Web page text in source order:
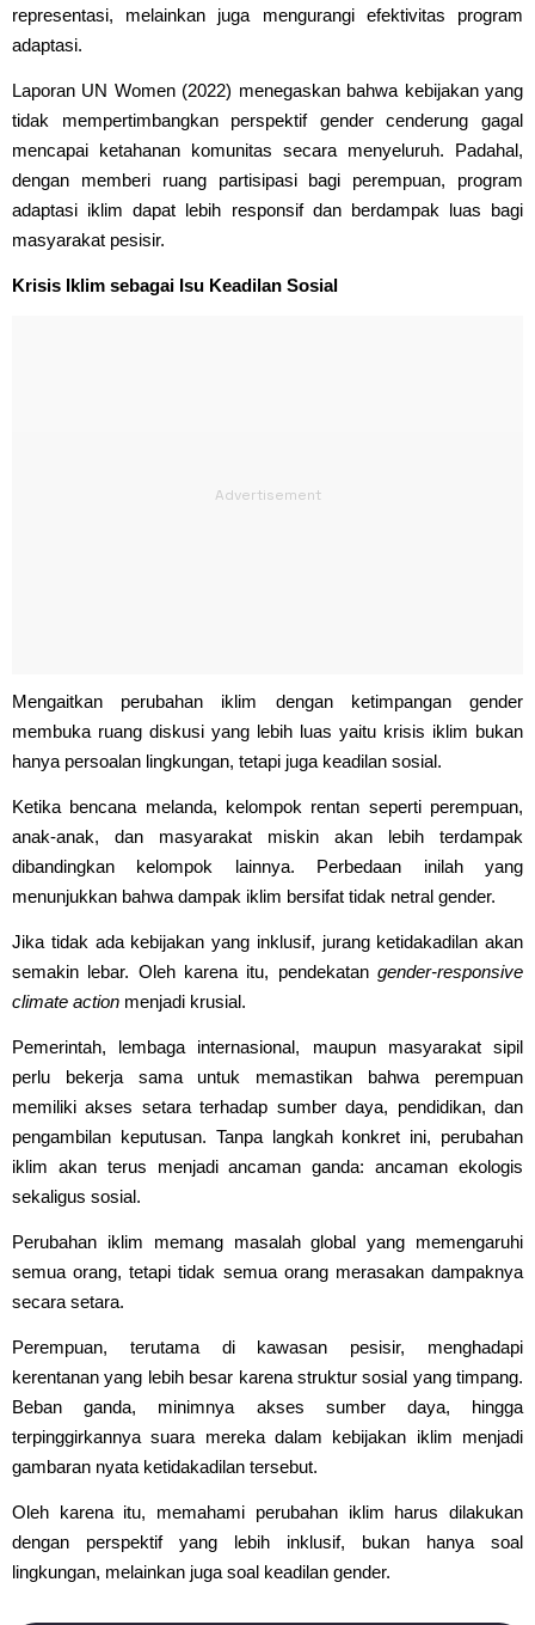
representasi, melainkan juga mengurangi efektivitas program
adaptasi.
Laporan UN Women (2022) menegaskan bahwa kebijakan yang
tidak mempertimbangkan perspektif gender cenderung gagal
mencapai ketahanan komunitas secara menyeluruh. Padahal,
dengan memberi ruang partisipasi bagi perempuan, program
adaptasi iklim dapat lebih responsif dan berdampak luas bagi
masyarakat pesisir.
Krisis Iklim sebagai Isu Keadilan Sosial
Mengaitkan perubahan iklim dengan ketimpangan gender
membuka ruang diskusi yang lebih luas yaitu krisis iklim bukan
hanya persoalan lingkungan, tetapi juga keadilan sosial.
Ketika bencana melanda, kelompok rentan seperti perempuan,
anak-anak, dan masyarakat miskin akan lebih terdampak
dibandingkan kelompok lainnya. Perbedaan inilah yang
menunjukkan bahwa dampak iklim bersifat tidak netral gender.
Jika tidak ada kebijakan yang inklusif, jurang ketidakadilan akan
semakin lebar. Oleh karena itu, pendekatan gender-responsive
climate action menjadi krusial.
Pemerintah, lembaga internasional, maupun masyarakat sipil
perlu bekerja sama untuk memastikan bahwa perempuan
memiliki akses setara terhadap sumber daya, pendidikan, dan
pengambilan keputusan. Tanpa langkah konkret ini, perubahan
iklim akan terus menjadi ancaman ganda: ancaman ekologis
sekaligus sosial.
Perubahan iklim memang masalah global yang memengaruhi
semua orang, tetapi tidak semua orang merasakan dampaknya
secara setara.
Perempuan, terutama di kawasan pesisir, menghadapi
kerentanan yang lebih besar karena struktur sosial yang timpang.
Beban ganda, minimnya akses sumber daya, hingga
terpinggirkannya suara mereka dalam kebijakan iklim menjadi
gambaran nyata ketidakadilan tersebut.
Oleh karena itu, memahami perubahan iklim harus dilakukan
dengan perspektif yang lebih inklusif, bukan hanya soal
lingkungan, melainkan juga soal keadilan gender.